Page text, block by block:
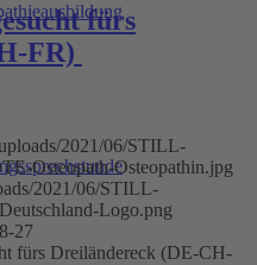
fürs
FR)
2021/06/STILL-
Osteopath-Osteopathin.jpg
2021/06/STILL-
Logo.png
27
fürs Dreiländereck (DE-CH-